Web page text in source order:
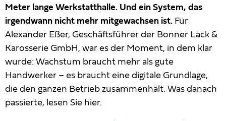
Meter lange Werkstatthalle. Und ein System, das
irgendwann nicht mehr mitgewachsen ist. Für
Alexander Eßer, Geschäftsführer der Bonner Lack &
Karosserie GmbH, war es der Moment, in dem klar
wurde: Wachstum braucht mehr als gute
Handwerker – es braucht eine digitale Grundlage,
die den ganzen Betrieb zusammenhält. Was danach
passierte, lesen Sie hier.